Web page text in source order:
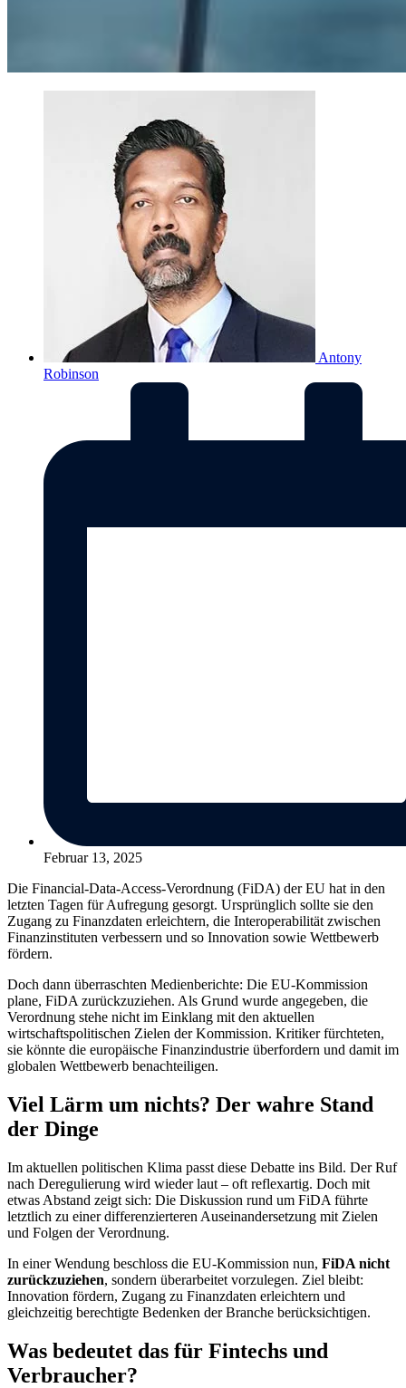
Antony
Robinson
Februar 13, 2025
Die Financial-Data-Access-Verordnung (FiDA) der EU hat in den
letzten Tagen für Aufregung gesorgt. Ursprünglich sollte sie den
Zugang zu Finanzdaten erleichtern, die Interoperabilität zwischen
Finanzinstituten verbessern und so Innovation sowie Wettbewerb
fördern.
Doch dann überraschten Medienberichte: Die EU-Kommission
plane, FiDA zurückzuziehen. Als Grund wurde angegeben, die
Verordnung stehe nicht im Einklang mit den aktuellen
wirtschaftspolitischen Zielen der Kommission. Kritiker fürchteten,
sie könnte die europäische Finanzindustrie überfordern und damit im
globalen Wettbewerb benachteiligen.
Viel Lärm um nichts? Der wahre Stand
der Dinge
Im aktuellen politischen Klima passt diese Debatte ins Bild. Der Ruf
nach Deregulierung wird wieder laut – oft reflexartig. Doch mit
etwas Abstand zeigt sich: Die Diskussion rund um FiDA führte
letztlich zu einer differenzierteren Auseinandersetzung mit Zielen
und Folgen der Verordnung.
In einer Wendung beschloss die EU-Kommission nun, FiDA nicht
zurückzuziehen, sondern überarbeitet vorzulegen. Ziel bleibt:
Innovation fördern, Zugang zu Finanzdaten erleichtern und
gleichzeitig berechtigte Bedenken der Branche berücksichtigen.
Was bedeutet das für Fintechs und
Verbraucher?